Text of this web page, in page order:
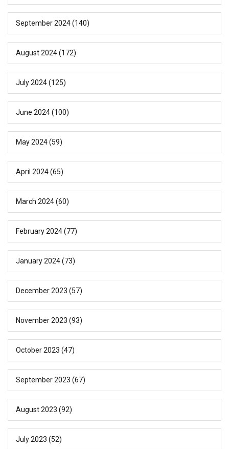
September 2024(140)
August 2024(172)
July 2024(125)
June 2024(100)
May 2024(59)
April 2024(65)
March 2024(60)
February 2024(77)
January 2024(73)
December 2023 (57)
November 2023 (93)
October 2023 (47)
September 2023 (67)
August 2023 (92)
July 2023 (52)